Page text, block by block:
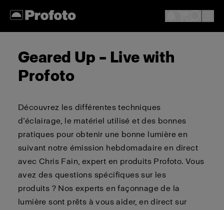
Geared Up – Live with
Profoto
Découvrez les différentes techniques
d’éclairage, le matériel utilisé et des bonnes
pratiques pour obtenir une bonne lumière en
suivant notre émission hebdomadaire en direct
avec Chris Fain, expert en produits Profoto. Vous
avez des questions spécifiques sur les
produits ? Nos experts en façonnage de la
lumière sont prêts à vous aider, en direct sur